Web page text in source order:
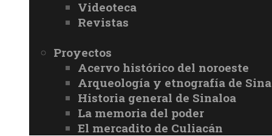
Videoteca
Revistas
Proyectos
Acervo histórico del noroeste
Arqueología y etnografía de
Historia general de Sinaloa
La memoria del poder
El mercadito de Culiacán